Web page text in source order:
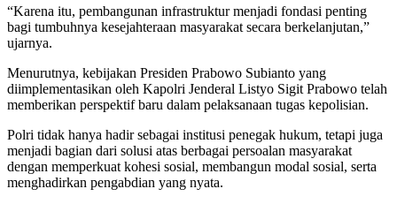
“Karena itu, pembangunan infrastruktur menjadi fondasi penting
bagi tumbuhnya kesejahteraan masyarakat secara berkelanjutan,”
ujarnya.
Menurutnya, kebijakan Presiden Prabowo Subianto yang
diimplementasikan oleh Kapolri Jenderal Listyo Sigit Prabowo telah
memberikan perspektif baru dalam pelaksanaan tugas kepolisian.
Polri tidak hanya hadir sebagai institusi penegak hukum, tetapi juga
menjadi bagian dari solusi atas berbagai persoalan masyarakat
dengan memperkuat kohesi sosial, membangun modal sosial, serta
menghadirkan pengabdian yang nyata.